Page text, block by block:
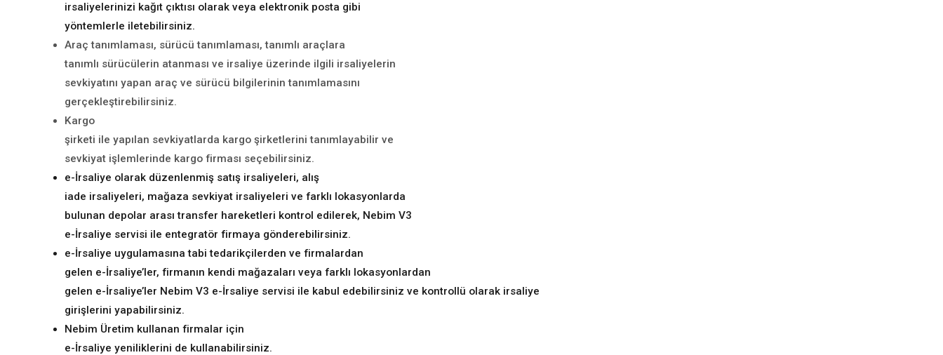
irsaliyelerinizi kağıt çıktısı olarak veya elektronik posta gibi
yöntemlerle iletebilirsiniz.
Araç tanımlaması, sürücü tanımlaması, tanımlı araçlara
tanımlı sürücülerin atanması ve irsaliye üzerinde ilgili irsaliyelerin
sevkiyatını yapan araç ve sürücü bilgilerinin tanımlamasını
gerçekleştirebilirsiniz.
Kargo
şirketi ile yapılan sevkiyatlarda kargo şirketlerini tanımlayabilir ve
sevkiyat işlemlerinde kargo firması seçebilirsiniz.
e-İrsaliye olarak düzenlenmiş satış irsaliyeleri, alış
iade irsaliyeleri, mağaza sevkiyat irsaliyeleri ve farklı lokasyonlarda
bulunan depolar arası transfer hareketleri kontrol edilerek, Nebim V3
e-İrsaliye servisi ile entegratör firmaya gönderebilirsiniz.
e-İrsaliye uygulamasına tabi tedarikçilerden ve firmalardan
gelen e-İrsaliye’ler, firmanın kendi mağazaları veya farklı lokasyonlardan
gelen e-İrsaliye’ler Nebim V3 e-İrsaliye servisi ile kabul edebilirsiniz ve kontrollü olarak irsaliye
girişlerini yapabilirsiniz.
Nebim Üretim kullanan firmalar için
e-İrsaliye yeniliklerini de kullanabilirsiniz.